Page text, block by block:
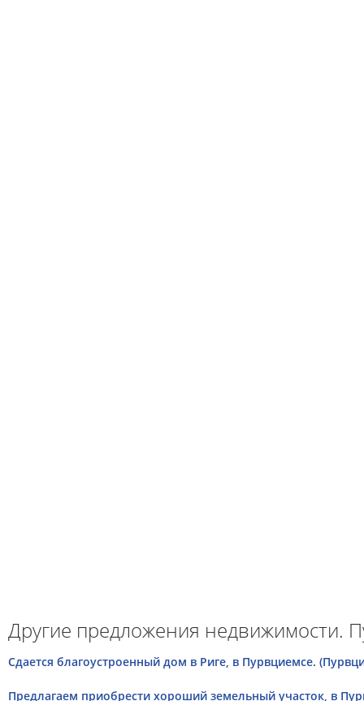
Другие предложения недвижимости.
Сдается благоустроенный дом в Риге, в Пурвциемсе.
Предлагаем приобрести хороший земельный участок, в